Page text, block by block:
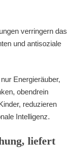
verringern das
und antisoziale
Energieräuber,
obendrein
reduzieren
Intelligenz.
liefert